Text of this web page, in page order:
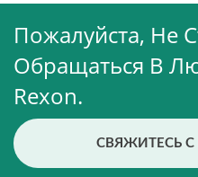
Пожалуйста, Не
Обращаться В
Rexon.
СВЯЖИТЕСЬ